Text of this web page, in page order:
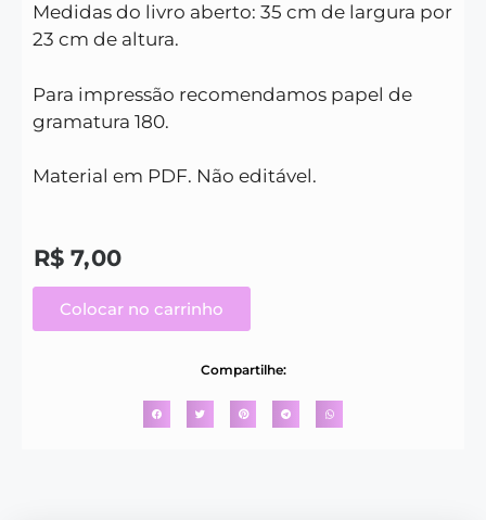
Medidas do livro aberto: 35 cm de largura por
23 cm de altura.
Para impressão recomendamos papel de
gramatura 180.
Material em PDF. Não editável.
R$ 7,00
Colocar no carrinho
Compartilhe: